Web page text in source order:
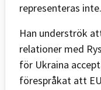
representeras
Han underströk
relationer med
för Ukraina
förespråkat att